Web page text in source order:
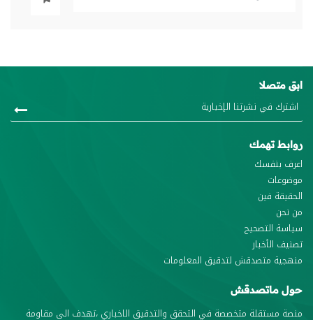
متصلا
تهمك
بنفسك
فين
نحن
التصحيح
الأخبار
متصدقش لتدقيق المعلومات
ماتصدقش
مستقلة متخصصة في التحقق والتدقيق الاخباري ،تهدف الى مقاومة